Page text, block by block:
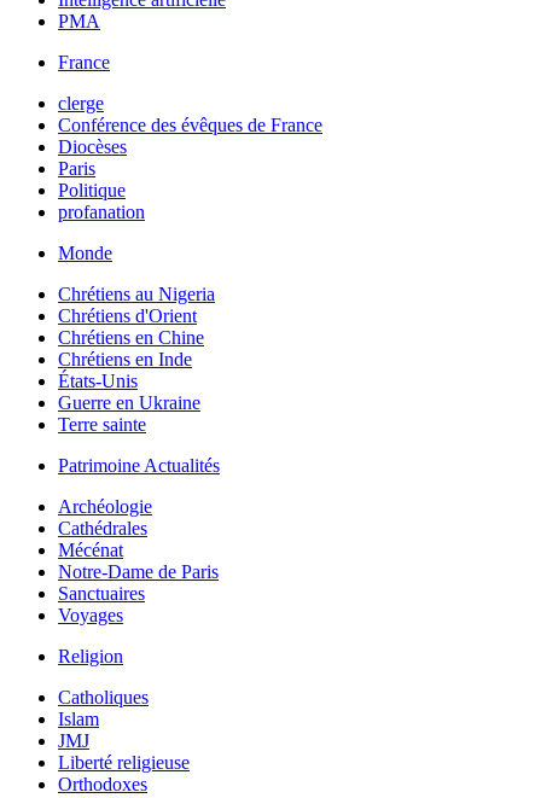
PMA
France
clerge
Conférence des évêques de France
Diocèses
Paris
Politique
profanation
Monde
Chrétiens au Nigeria
Chrétiens d'Orient
Chrétiens en Chine
Chrétiens en Inde
États-Unis
Guerre en Ukraine
Terre sainte
Patrimoine Actualités
Archéologie
Cathédrales
Mécénat
Notre-Dame de Paris
Sanctuaires
Voyages
Religion
Catholiques
Islam
JMJ
Liberté religieuse
Orthodoxes